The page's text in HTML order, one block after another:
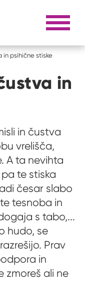
jaz Razpri
psihične stiske
in
in čustva
vrelišča,
A ta nevihta
te stiska
česar slabo
tesnoba in
s tabo,...
hudo, se
Prav
in
zmoreš ali ne